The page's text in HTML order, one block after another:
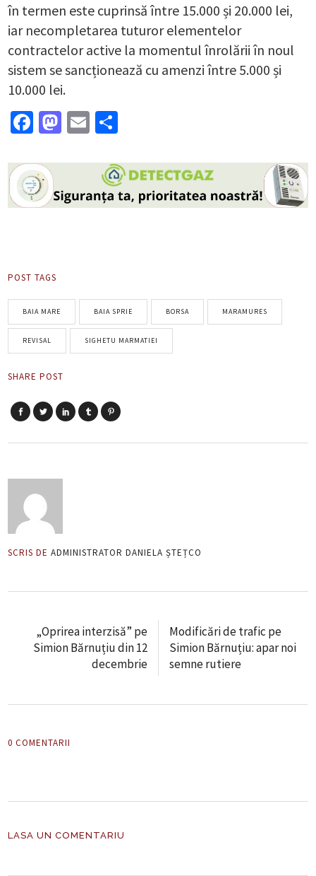
în termen este cuprinsă între 15.000 și 20.000 lei,
iar necompletarea tuturor elementelor
contractelor active la momentul înrolării în noul
sistem se sancționează cu amenzi între 5.000 și
10.000 lei.
Facebook
Mastodon
Email
POST TAGS
BAIA MARE BAIA SPRIE BORSA MARAMURES
REVISAL SIGHETU MARMATIEI
SHARE POST
SCRIS DE ADMINISTRATOR DANIELA ȘTEȚCO
„Oprirea interzisă” pe
Simion Bărnuțiu din 12
decembrie
Modificări de trafic pe
Simion Bărnuțiu: apar noi
semne rutiere
0 COMENTARII
LASA UN COMENTARIU